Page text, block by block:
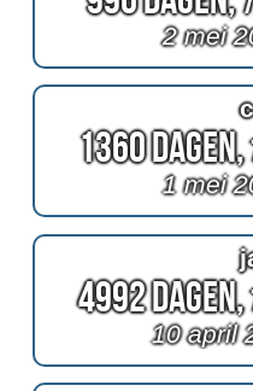
2 mei
1360 Dagen,
1 mei
4992 Dagen,
10 april